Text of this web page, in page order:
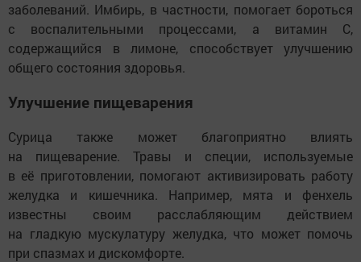
заболеваний. Имбирь, в частности, помогает бороться
с воспалительными процессами, а витамин C,
содержащийся в лимоне, способствует улучшению
общего состояния здоровья.
Улучшение пищеварения
Сурица также может благоприятно влиять
на пищеварение. Травы и специи, используемые
в её приготовлении, помогают активизировать работу
желудка и кишечника. Например, мята и фенхель
известны своим расслабляющим действием
на гладкую мускулатуру желудка, что может помочь
при спазмах и дискомфорте.